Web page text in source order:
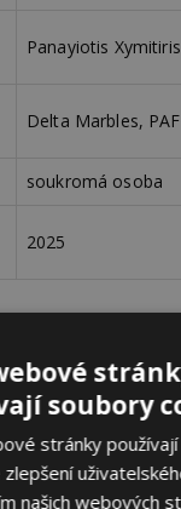
Panayiotis Xymitiris
Delta Marbles,
soukromá osoba
2025
soubory
stránky
zlepšení
našich webových